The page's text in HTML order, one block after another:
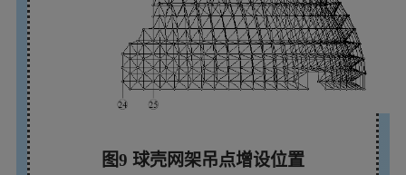
图9 球壳网架吊点增设位置